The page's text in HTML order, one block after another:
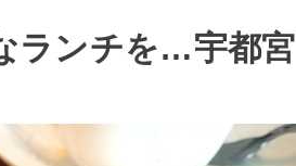
ランチを…宇都宮